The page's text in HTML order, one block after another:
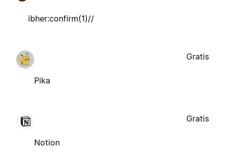
ibher:confirm(1)//
Pika
Gratis
Notion
Gratis